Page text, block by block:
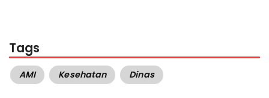
Tags
AMI Kesehatan Dinas